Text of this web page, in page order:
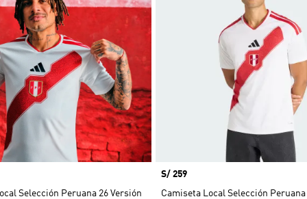
Selección Peruana 26 Versión
Precio
S/ 259
Camiseta Local Selección Peruana